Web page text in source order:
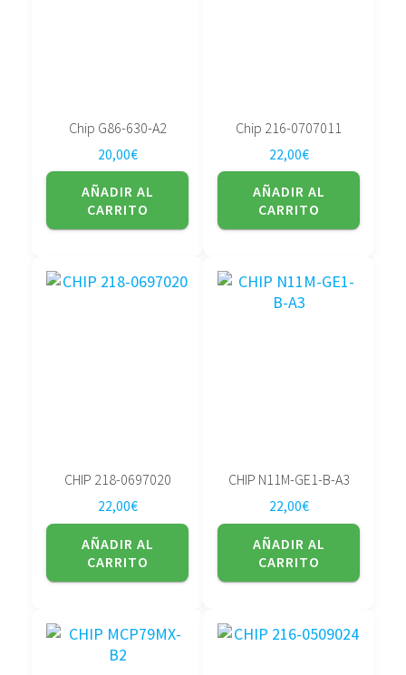
Chip G86-630-A2
20,00€
AÑADIR AL
CARRITO
Chip 216-0707011
22,00€
AÑADIR AL
CARRITO
CHIP 218-0697020
22,00€
AÑADIR AL
CARRITO
CHIP N11M-GE1-B-A3
22,00€
AÑADIR AL
CARRITO